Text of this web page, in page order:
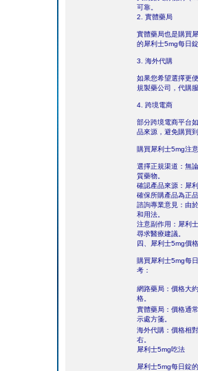
可靠。
2. 實體藥局
實體藥局也是購買
的犀利士5mg每日
3. 海外代購
如果您希望選擇更
規製藥公司，代購
4. 跨境電商
部分跨境電商平台
品來源，避免購買
購買犀利士5mg注
選擇正規渠道：無
質藥物。
確認產品來源：犀
確保所購產品為正
諮詢專業意見：由
和用法。
注意副作用：犀利
尋求醫療建議。
四、犀利士5mg價
購買犀利士5mg每
考：
網路藥局：價格大
格。
實體藥局：價格通
示處方箋。
海外代購：價格相
右。
犀利士5mg吃法
犀利士5mg每日錠